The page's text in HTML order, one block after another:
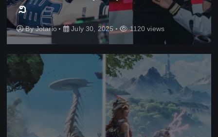
១
ByJotario July 30, 2025 1120 views